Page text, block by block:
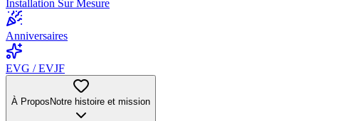
Installation Sur Mesure
Anniversaires
EVG / EVJF
À Propos Notre histoire et mission